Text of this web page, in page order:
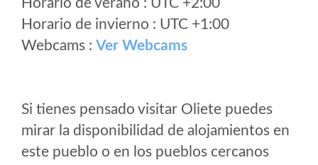
Horario de verano : UTC +2:00
Horario de invierno : UTC +1:00
Webcams : Ver Webcams
Si tienes pensado visitar Oliete puedes
mirar la disponibilidad de alojamientos en
este pueblo o en los pueblos cercanos